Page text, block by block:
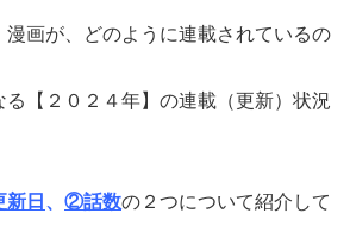
漫画が、どのように連載されているの
【２０２４年】の連載（更新）状況
日 、 ②話数の２つについて紹介して